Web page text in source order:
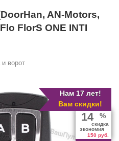
AN-Motors,
FlorS ONE INTI
ворот
Нам 17 лет!
Вам скидки!
14 %
скидка
экономия
150 руб.